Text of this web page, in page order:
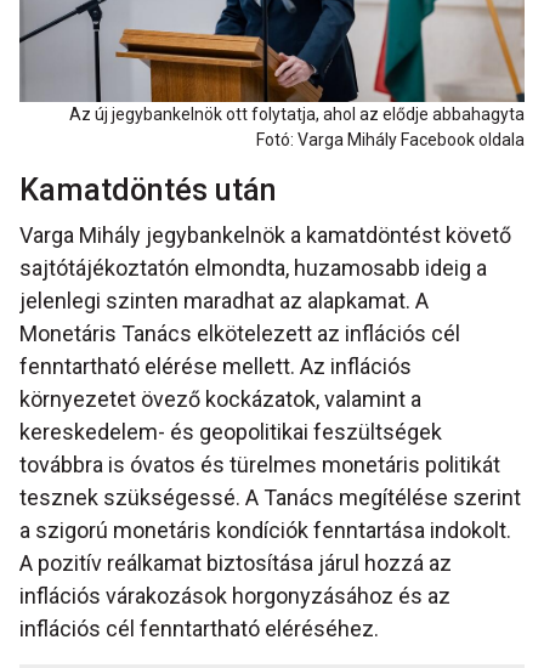
Az új jegybankelnök ott folytatja, ahol az elődje abbahagyta
Fotó: Varga Mihály Facebook oldala
Kamatdöntés után
Varga Mihály jegybankelnök a kamatdöntést követő
sajtótájékoztatón elmondta, huzamosabb ideig a
jelenlegi szinten maradhat az alapkamat. A
Monetáris Tanács elkötelezett az inflációs cél
fenntartható elérése mellett. Az inflációs
környezetet övező kockázatok, valamint a
kereskedelem- és geopolitikai feszültségek
továbbra is óvatos és türelmes monetáris politikát
tesznek szükségessé. A Tanács megítélése szerint
a szigorú monetáris kondíciók fenntartása indokolt.
A pozitív reálkamat biztosítása járul hozzá az
inflációs várakozások horgonyzásához és az
inflációs cél fenntartható eléréséhez.